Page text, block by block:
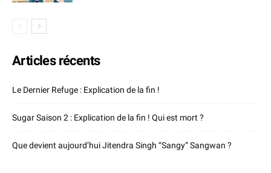
Articles récents
Le Dernier Refuge : Explication de la fin !
Sugar Saison 2 : Explication de la fin ! Qui est mort ?
Que devient aujourd’hui Jitendra Singh “Sangy” Sangwan ?